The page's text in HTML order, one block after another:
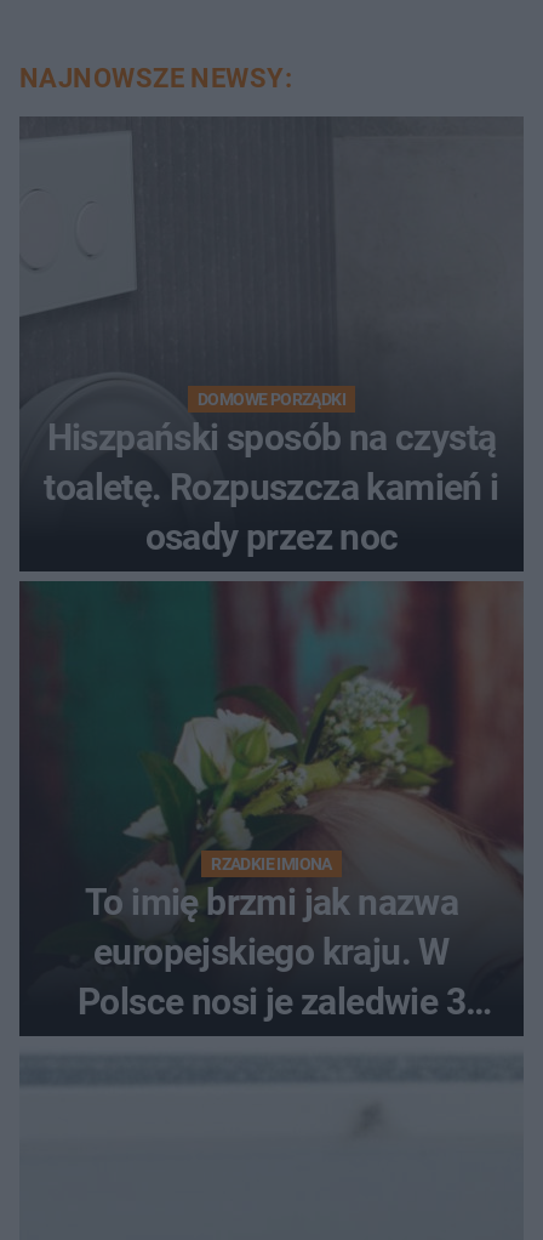
NAJNOWSZE NEWSY:
DOMOWE PORZĄDKI
Hiszpański sposób na czystą
toaletę. Rozpuszcza kamień i
osady przez noc
RZADKIE IMIONA
To imię brzmi jak nazwa
europejskiego kraju. W
Polsce nosi je zaledwie 3
kobiety